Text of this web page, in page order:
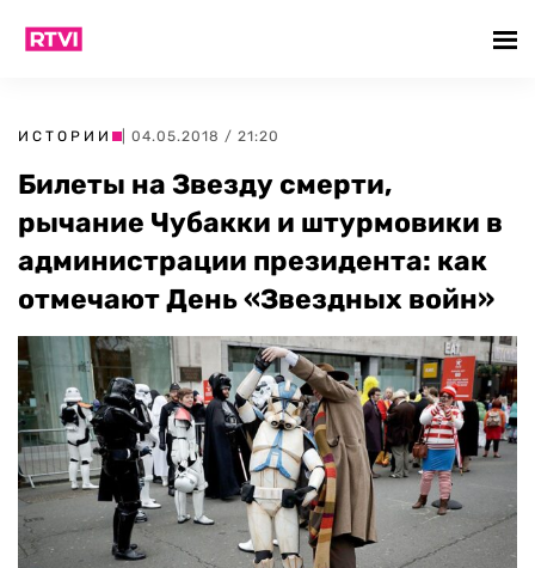
ИСТОРИИ | 04.05.2018 / 21:20
Билеты на Звезду смерти,
рычание Чубакки и штурмовики в
администрации президента: как
отмечают День «Звездных войн»